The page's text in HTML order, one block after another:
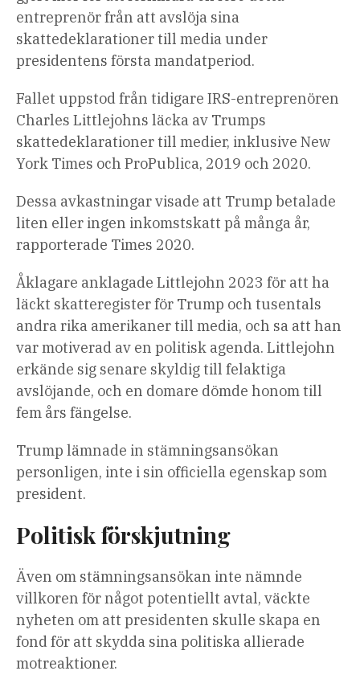
entreprenör från att avslöja sina
skattedeklarationer till media under
presidentens första mandatperiod.
Fallet uppstod från tidigare IRS-entreprenören
Charles Littlejohns läcka av Trumps
skattedeklarationer till medier, inklusive New
York Times och ProPublica, 2019 och 2020.
Dessa avkastningar visade att Trump betalade
liten eller ingen inkomstskatt på många år,
rapporterade Times 2020.
Åklagare anklagade Littlejohn 2023 för att ha
läckt skatteregister för Trump och tusentals
andra rika amerikaner till media, och sa att han
var motiverad av en politisk agenda. Littlejohn
erkände sig senare skyldig till felaktiga
avslöjande, och en domare dömde honom till
fem års fängelse.
Trump lämnade in stämningsansökan
personligen, inte i sin officiella egenskap som
president.
Politisk förskjutning
Även om stämningsansökan inte nämnde
villkoren för något potentiellt avtal, väckte
nyheten om att presidenten skulle skapa en
fond för att skydda sina politiska allierade
motreaktioner.